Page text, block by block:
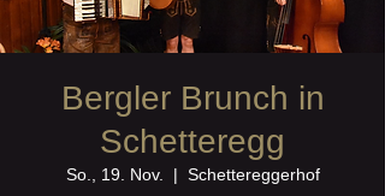
Bergler Brunch in
Schetteregg
So., 19. Nov.
  |
Schettereggerhof